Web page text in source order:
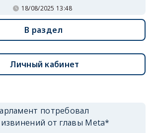
18/08/2025 13:48
В раздел
Личный кабинет
потребовал
от главы Meta*